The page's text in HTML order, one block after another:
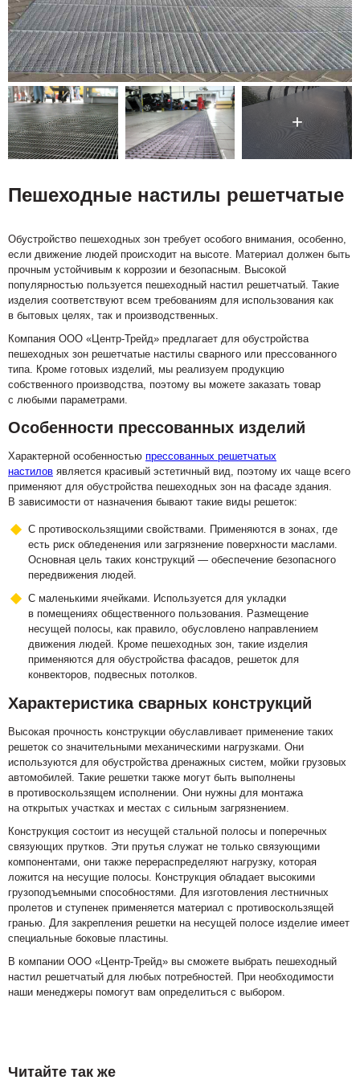
Пешеходные настилы решетчатые
Обустройство пешеходных зон требует особого внимания, особенно,
если движение людей происходит на высоте. Материал должен быть
прочным устойчивым к коррозии и безопасным. Высокой
популярностью пользуется пешеходный настил решетчатый. Такие
изделия соответствуют всем требованиям для использования как
в бытовых целях, так и производственных.
Компания ООО «Центр-Трейд» предлагает для обустройства
пешеходных зон решетчатые настилы сварного или прессованного
типа. Кроме готовых изделий, мы реализуем продукцию
собственного производства, поэтому вы можете заказать товар
с любыми параметрами.
Особенности прессованных изделий
Характерной особенностью прессованных решетчатых
настилов является красивый эстетичный вид, поэтому их чаще всего
применяют для обустройства пешеходных зон на фасаде здания.
В зависимости от назначения бывают такие виды решеток:
С противоскользящими свойствами. Применяются в зонах, где
есть риск обледенения или загрязнение поверхности маслами.
Основная цель таких конструкций — обеспечение безопасного
передвижения людей.
С маленькими ячейками. Используется для укладки
в помещениях общественного пользования. Размещение
несущей полосы, как правило, обусловлено направлением
движения людей. Кроме пешеходных зон, такие изделия
применяются для обустройства фасадов, решеток для
конвекторов, подвесных потолков.
Характеристика сварных конструкций
Высокая прочность конструкции обуславливает применение таких
решеток со значительными механическими нагрузками. Они
используются для обустройства дренажных систем, мойки грузовых
автомобилей. Такие решетки также могут быть выполнены
в противоскользящем исполнении. Они нужны для монтажа
на открытых участках и местах с сильным загрязнением.
Конструкция состоит из несущей стальной полосы и поперечных
связующих прутков. Эти прутья служат не только связующими
компонентами, они также перераспределяют нагрузку, которая
ложится на несущие полосы. Конструкция обладает высокими
грузоподъемными способностями. Для изготовления лестничных
пролетов и ступенек применяется материал с противоскользящей
гранью. Для закрепления решетки на несущей полосе изделие имеет
специальные боковые пластины.
В компании ООО «Центр-Трейд» вы сможете выбрать пешеходный
настил решетчатый для любых потребностей. При необходимости
наши менеджеры помогут вам определиться с выбором.
Читайте так же